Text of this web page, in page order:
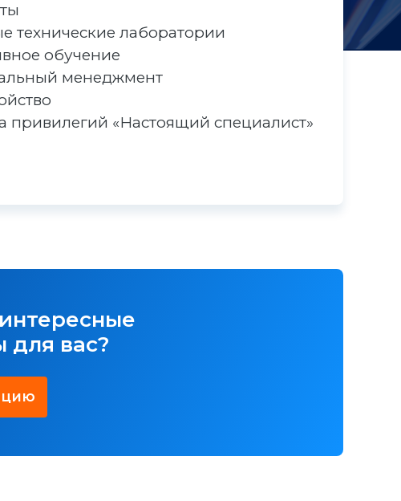
технические лаборатории
обучение
менеджмент
привилегий «Настоящий специалист»
вас?